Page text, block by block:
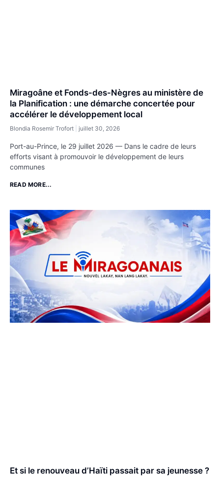
Miragoâne et Fonds-des-Nègres au ministère de
la Planification : une démarche concertée pour
accélérer le développement local
Blondia Rosemir Trofort juillet 30, 2026
Port-au-Prince, le 29 juillet 2026 — Dans le cadre de leurs
efforts visant à promouvoir le développement de leurs
communes
READ MORE...
Et si le renouveau d’Haïti passait par sa jeunesse ?